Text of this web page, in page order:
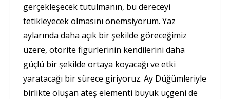
gerçekleşecek tutulmanın, bu dereceyi
tetikleyecek olmasını önemsiyorum. Yaz
aylarında daha açık bir şekilde göreceğimiz
üzere, otorite figürlerinin kendilerini daha
güçlü bir şekilde ortaya koyacağı ve etki
yaratacağı bir sürece giriyoruz. Ay Düğümleriyle
birlikte oluşan ateş elementi büyük üçgeni de